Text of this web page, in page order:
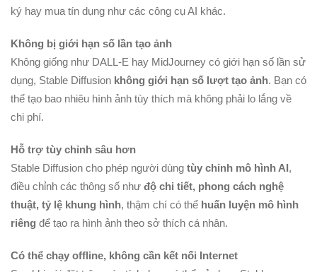
ký hay mua tín dụng như các công cụ AI khác.
Không bị giới hạn số lần tạo ảnh
Không giống như DALL-E hay MidJourney có giới hạn số lần sử
dụng, Stable Diffusion không giới hạn số lượt tạo ảnh. Bạn có
thể tạo bao nhiêu hình ảnh tùy thích mà không phải lo lắng về
chi phí.
Hỗ trợ tùy chỉnh sâu hơn
Stable Diffusion cho phép người dùng tùy chỉnh mô hình AI,
điều chỉnh các thông số như độ chi tiết, phong cách nghệ
thuật, tỷ lệ khung hình, thậm chí có thể huấn luyện mô hình
riêng để tạo ra hình ảnh theo sở thích cá nhân.
Có thể chạy offline, không cần kết nối Internet